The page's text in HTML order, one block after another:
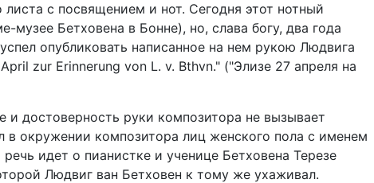
с посвящением и нот. Сегодня этот нотный
музее Бетховена в Бонне), но, слава богу, два года
опубликовать написанное на нем рукою Людвига
zur Erinnerung von L. v. Bthvn." ("Элизе 27 апреля на
и достоверность руки композитора не вызывает
окружении композитора лиц женского пола с именем
идет о пианистке и ученице Бетховена Терезе
Людвиг ван Бетховен к тому же ухаживал.